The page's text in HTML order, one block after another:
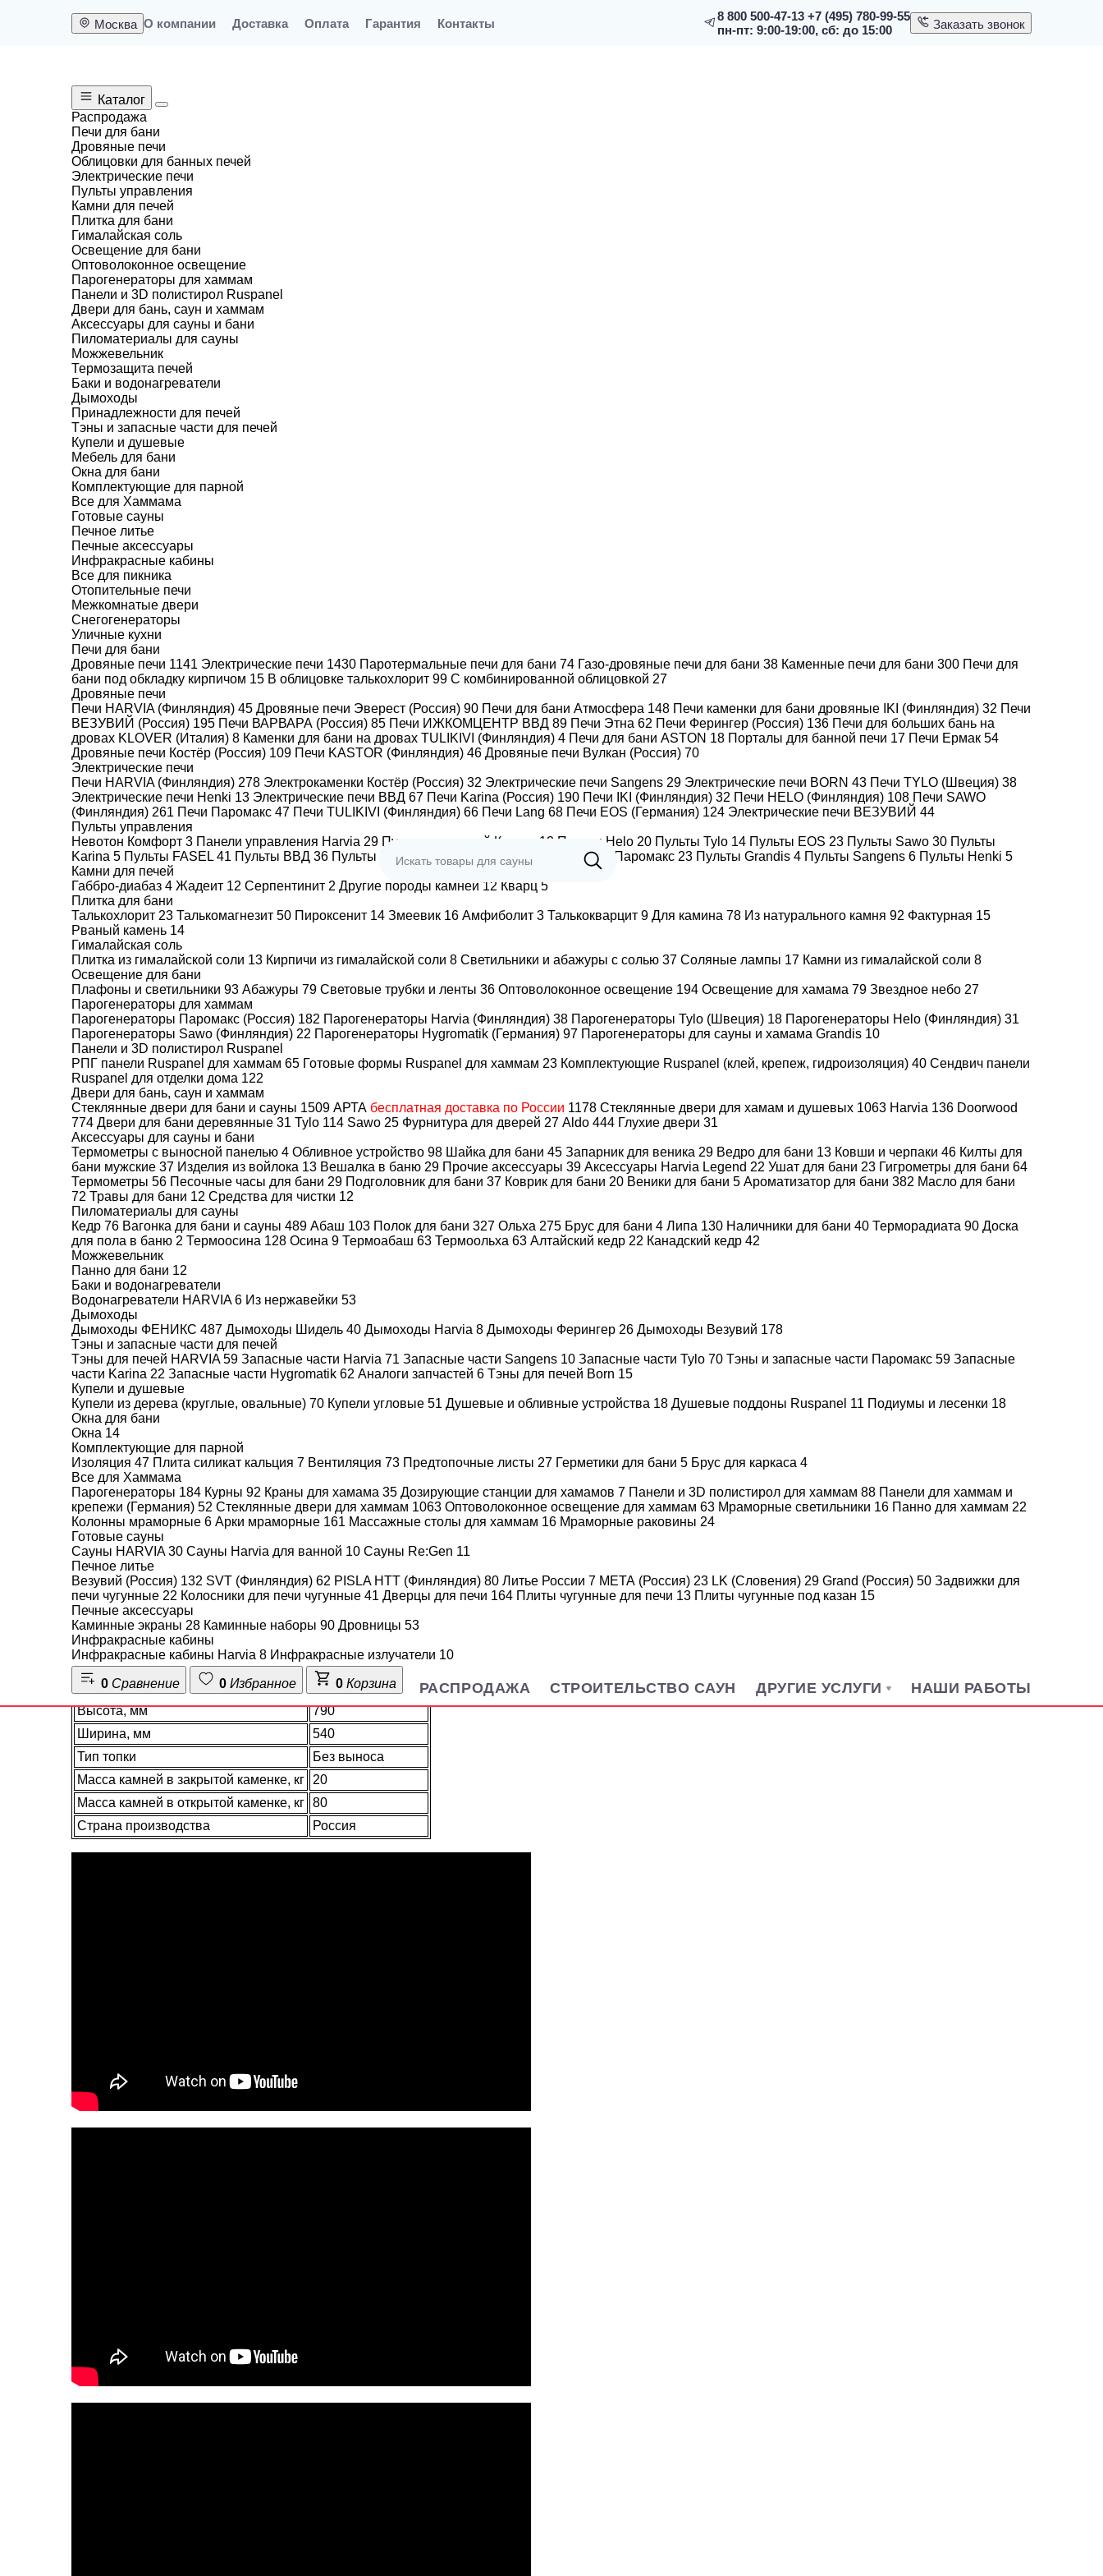
Москва О компании Доставка Оплата Гарантия Контакты 8 800 500-47-13 +7 (495) 780-99-55
пн-пт: 9:00-19:00, сб: до 15:00
Заказать звонок
Меню
Москва
Каталог
Распродажа
Печи для бани
Дровяные печи
Облицовки для банных печей
Электрические печи
Пульты управления
Камни для печей
Плитка для бани
Гималайская соль
Освещение для бани
Оптоволоконное освещение
Парогенераторы для хаммам
Панели и 3D полистирол Ruspanel
Двери для бань, саун и хаммам
Аксессуары для сауны и бани
Пиломатериалы для сауны
Можжевельник
Термозащита печей
Баки и водонагреватели
Дымоходы
Принадлежности для печей
Тэны и запасные части для печей
Купели и душевые
Мебель для бани
Окна для бани
Комплектующие для парной
Все для Хаммама
Готовые сауны
Печное литье
Печные аксессуары
Инфракрасные кабины
Все для пикника
Отопительные печи
Межкомнатые двери
Снегогенераторы
Уличные кухни
Печи для бани
Дровяные печи 1141 Электрические печи 1430 Паротермальные печи для бани 74 Газо-дровяные печи для бани 38 Каменные печи для бани 300 Печи для
бани под обкладку кирпичом 15 В облицовке талькохлорит 99 С комбинированной облицовкой 27
Дровяные печи
Печи HARVIA (Финляндия) 45 Дровяные печи Эверест (Россия) 90 Печи для бани Атмосфера 148 Печи каменки для бани дровяные IKI (Финляндия) 32 Печи
ВЕЗУВИЙ (Россия) 195 Печи ВАРВАРА (Россия) 85 Печи ИЖКОМЦЕНТР ВВД 89 Печи Этна 62 Печи Ферингер (Россия) 136 Печи для больших бань на
дровах KLOVER (Италия) 8 Каменки для бани на дровах TULIKIVI (Финляндия) 4 Печи для бани ASTON 18 Порталы для банной печи 17 Печи Ермак 54
Дровяные печи Костёр (Россия) 109 Печи KASTOR (Финляндия) 46 Дровяные печи Вулкан (Россия) 70
Электрические печи
Печи HARVIA (Финляндия) 278 Электрокаменки Костёр (Россия) 32 Электрические печи Sangens 29 Электрические печи BORN 43 Печи TYLO (Швеция) 38
Электрические печи Henki 13 Электрические печи ВВД 67 Печи Karina (Россия) 190 Печи IKI (Финляндия) 32 Печи HELO (Финляндия) 108 Печи SAWO
(Финляндия) 261 Печи Паромакс 47 Печи TULIKIVI (Финляндия) 66 Печи Lang 68 Печи EOS (Германия) 124 Электрические печи ВЕЗУВИЙ 44
Пульты управления
Невотон Комфорт 3 Панели управления Harvia 29 Пульты для печей Костер 12 Пульты Helo 20 Пульты Tylo 14 Пульты EOS 23 Пульты Sawo 30 Пульты
Karina 5 Пульты FASEL 41 Пульты ВВД 36 Пульты BORN13 Пульты ВЕЗУВИЙ Пульты Паромакс 23 Пульты Grandis 4 Пульты Sangens 6 Пульты Henki 5
Камни для печей
Габбро-диабаз 4 Жадеит 12 Серпентинит 2 Другие породы камней 12 Кварц 5
Плитка для бани
Талькохлорит 23 Талькомагнезит 50 Пироксенит 14 Змеевик 16 Амфиболит 3 Талькокварцит 9 Для камина 78 Из натурального камня 92 Фактурная 15
Рваный камень 14
Гималайская соль
Плитка из гималайской соли 13 Кирпичи из гималайской соли 8 Светильники и абажуры с солью 37 Соляные лампы 17 Камни из гималайской соли 8
Освещение для бани
Плафоны и светильники 93 Абажуры 79 Световые трубки и ленты 36 Оптоволоконное освещение 194 Освещение для хамама 79 Звездное небо 27
Парогенераторы для хаммам
Парогенераторы Паромакс (Россия) 182 Парогенераторы Harvia (Финляндия) 38 Парогенераторы Tylo (Швеция) 18 Парогенераторы Helo (Финляндия) 31
Парогенераторы Sawo (Финляндия) 22 Парогенераторы Hygromatik (Германия) 97 Парогенераторы для сауны и хамама Grandis 10
Панели и 3D полистирол Ruspanel
РПГ панели Ruspanel для хаммам 65 Готовые формы Ruspanel для хаммам 23 Комплектующие Ruspanel (клей, крепеж, гидроизоляция) 40 Сендвич панели
Ruspanel для отделки дома 122
Двери для бань, саун и хаммам
Стеклянные двери для бани и сауны 1509 АРТА бесплатная доставка по России 1178 Стеклянные двери для хамам и душевых 1063 Harvia 136 Doorwood
774 Двери для бани деревянные 31 Tylo 114 Sawo 25 Фурнитура для дверей 27 Aldo 444 Глухие двери 31
Аксессуары для сауны и бани
Термометры с выносной панелью 4 Обливное устройство 98 Шайка для бани 45 Запарник для веника 29 Ведро для бани 13 Ковши и черпаки 46 Килты для
бани мужские 37 Изделия из войлока 13 Вешалка в баню 29 Прочие аксессуары 39 Аксессуары Harvia Legend 22 Ушат для бани 23 Гигрометры для бани 64
Термометры 56 Песочные часы для бани 29 Подголовник для бани 37 Коврик для бани 20 Веники для бани 5 Ароматизатор для бани 382 Масло для бани
72 Травы для бани 12 Средства для чистки 12
Пиломатериалы для сауны
Кедр 76 Вагонка для бани и сауны 489 Абаш 103 Полок для бани 327 Ольха 275 Брус для бани 4 Липа 130 Наличники для бани 40 Терморадиата 90 Доска
для пола в баню 2 Термоосина 128 Осина 9 Термоабаш 63 Термоольха 63 Алтайский кедр 22 Канадский кедр 42
Можжевельник
Панно для бани 12
Баки и водонагреватели
Водонагреватели HARVIA6 Из нержавейки 53
Дымоходы
Дымоходы ФЕНИКС 487 Дымоходы Шидель 40 Дымоходы Harvia 8 Дымоходы Ферингер 26 Дымоходы Везувий 178
Тэны и запасные части для печей
Тэны для печей HARVIA59 Запасные части Harvia 71 Запасные части Sangens 10 Запасные части Tylo 70 Тэны и запасные части Паромакс 59 Запасные
части Karina 22 Запасные части Hygromatik 62 Аналоги запчастей 6 Тэны для печей Born 15
Купели и душевые
Купели из дерева (круглые, овальные) 70 Купели угловые 51 Душевые и обливные устройства 18 Душевые поддоны Ruspanel 11 Подиумы и лесенки 18
Окна для бани
Окна 14
Комплектующие для парной
Изоляция 47 Плита силикат кальция 7 Вентиляция 73 Предтопочные листы 27 Герметики для бани 5 Брус для каркаса 4
Все для Хаммама
Парогенераторы 184 Курны 92 Краны для хамама 35 Дозирующие станции для хамамов 7 Панели и 3D полистирол для хаммам 88 Панели для хаммам и
крепежи (Германия) 52 Стеклянные двери для хаммам 1063 Оптоволоконное освещение для хаммам 63 Мраморные светильники 16 Панно для хаммам 22
Колонны мраморные 6 Арки мраморные 161 Массажные столы для хаммам 16 Мраморные раковины 24
Готовые сауны
Сауны HARVIA30 Сауны Harvia для ванной 10 Сауны Re:Gen 11
Печное литье
Везувий (Россия) 132 SVT (Финляндия) 62 PISLA HTT (Финляндия) 80 Литье России 7 МЕТА (Россия) 23 LK (Словения) 29 Grand (Россия) 50 Задвижки для
печи чугунные 22 Колосники для печи чугунные 41 Дверцы для печи 164 Плиты чугунные для печи 13 Плиты чугунные под казан 15
Печные аксессуары
Каминные экраны 28 Каминные наборы 90 Дровницы 53
Инфракрасные кабины
Инфракрасные кабины Harvia 8 Инфракрасные излучатели 10
РАСПРОДАЖА СТРОИТЕЛЬСТВО САУН ДРУГИЕ УСЛУГИ НАШИ РАБОТЫ
0 Сравнение 0 Избранное 0 Корзина
Главная Каталог Печи для бани
Дровяная банная печь GrillD Violet Steel Romb Short
Код товара: 008408
Полное описание
Добавьте к товару Violet Steel Romb Short
Камни для
печи
В комплект не входят
Дымоход
инженер для расчета
Установка /
80.000
ПОКУПАЙТЕ У
ЛУЧШИХ
Быстрая доставка
по всей России
Гарантия на каждый
товар до 30 лет
оплаты
Описание Характеристики Документы Доставка и оплата
ОПИСАНИЕ ДРОВЯНАЯ БАННАЯ ПЕЧЬ GRILLD VIOLET STEEL
ROMB SHORT
Банная печьViolet
гранями и подчеркивают ее эксклюзивность. Богатый внешний вид дополняют изящные узоры из Русских сказок и былин.
Печь Violet
полудрагоценными камнями. Закрытая каменка
умиротворение, спокойствие и здоровье.
Характеристики:
Объем парной, м3
8-20
Максимальный вес камней, кг
100
Максимальная длина полена, мм
320
Диаметр дымохода, мм
115
Тип каменки
Комбинированная
Тип дверцы
Материал
Сталь 09Г2С
Глубина, мм
595
Высота, мм
790
Ширина, мм
540
Тип топки
Без выноса
Масса камней в закрытой каменке, кг
20
Масса камней в открытой каменке, кг 80
Страна производства
Россия